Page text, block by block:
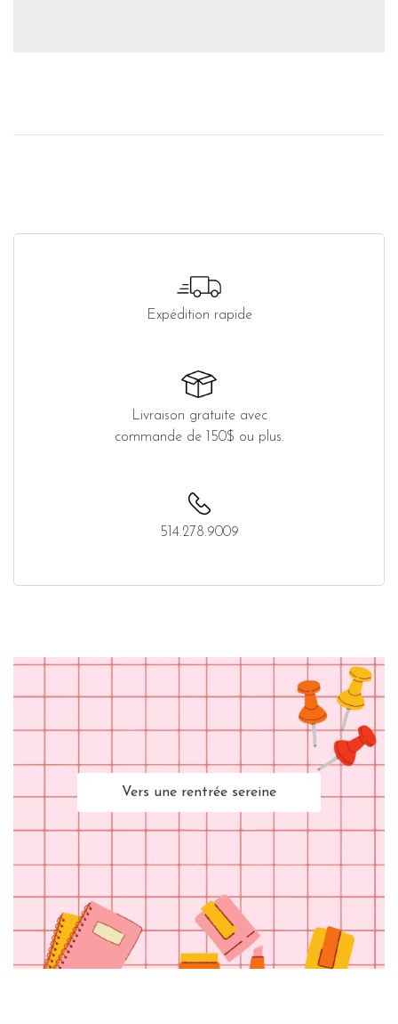
Expédition rapide
Livraison gratuite avec
commande de 150$ ou plus.
514.278.9009
Vers une rentrée sereine